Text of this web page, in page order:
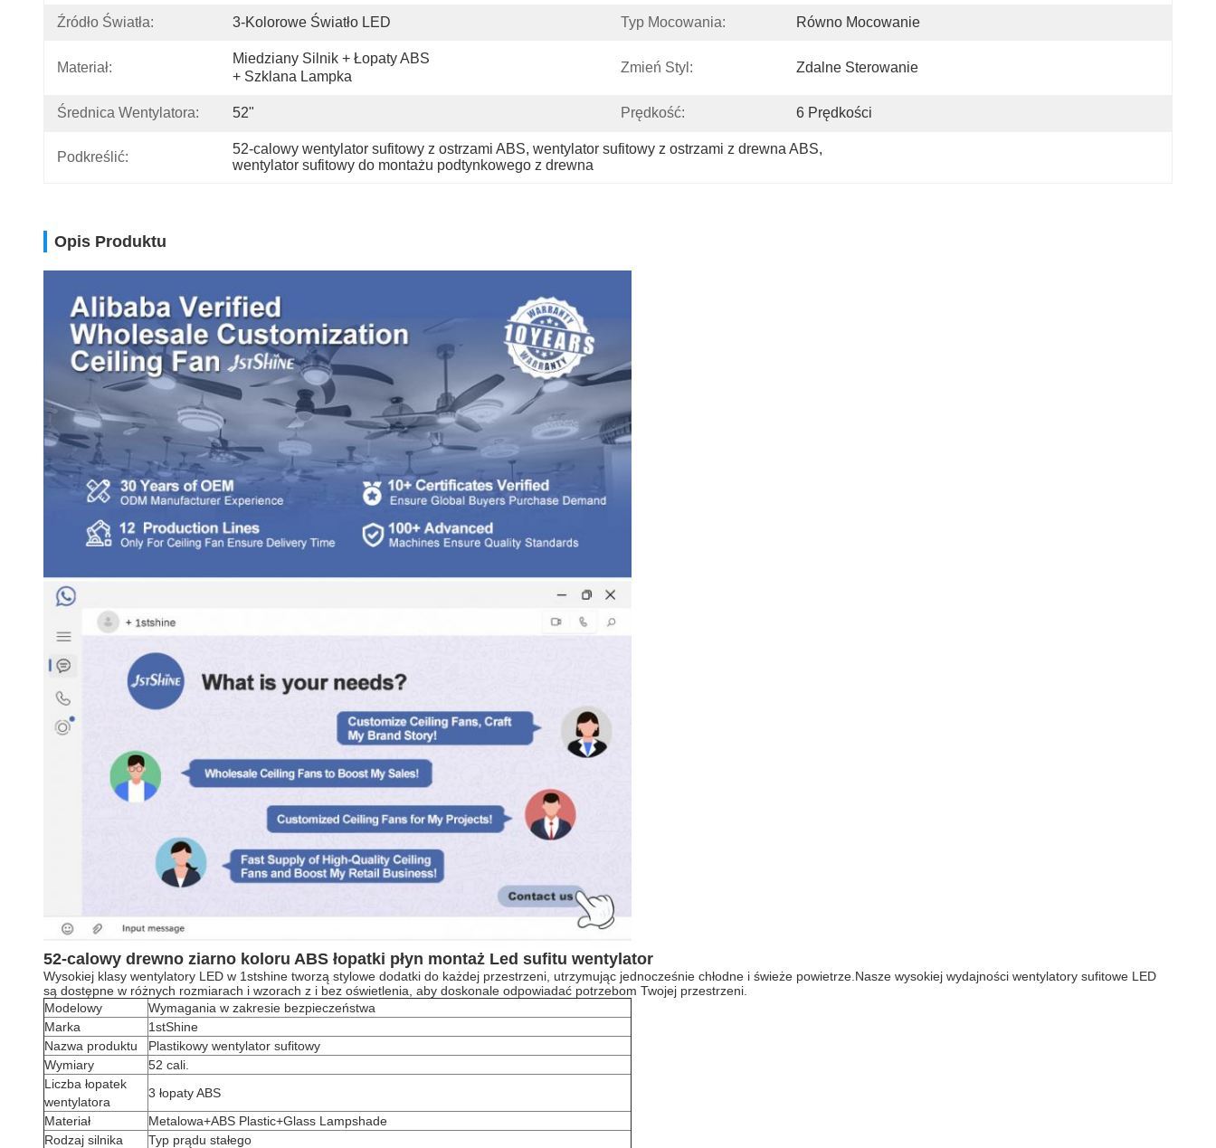
Źródło Światła: 3-Kolorowe Światło LED Typ Mocowania: Równo Mocowanie
Materiał:
Miedziany Silnik + Łopaty ABS
+ Szklana Lampka
Zmień Styl: Zdalne Sterowanie
Średnica Wentylatora: 52" Prędkość: 6 Prędkości
Podkreślić:
52-calowy wentylator sufitowy z ostrzami ABS, wentylator sufitowy z ostrzami z drewna ABS,
wentylator sufitowy do montażu podtynkowego z drewna
Opis Produktu
52-calowy drewno ziarno koloru ABS łopatki płyn montaż Led sufitu wentylator
Wysokiej klasy wentylatory LED w 1stshine tworzą stylowe dodatki do każdej przestrzeni, utrzymując jednocześnie chłodne i świeże powietrze.Nasze wysokiej wydajności wentylatory sufitowe LED
są dostępne w różnych rozmiarach i wzorach z i bez oświetlenia, aby doskonale odpowiadać potrzebom Twojej przestrzeni.
Modelowy
Wymagania w zakresie bezpieczeństwa
Marka
1stShine
Nazwa produktu
Plastikowy wentylator sufitowy
Wymiary
52 cali.
Liczba łopatek
wentylatora
3 łopaty ABS
Materiał
Metalowa+ABS Plastic+Glass Lampshade
Rodzaj silnika
Typ prądu stałego